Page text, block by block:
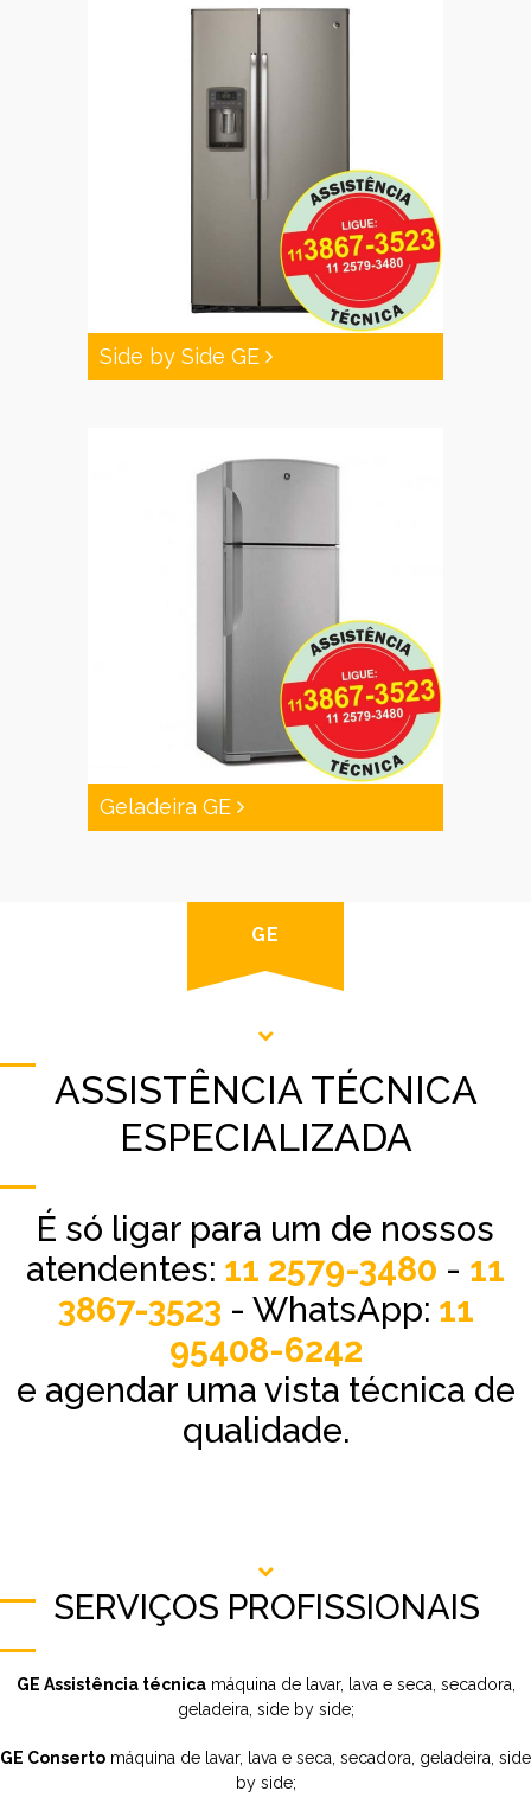
Side by Side GE
Geladeira GE
GE
ASSISTÊNCIA TÉCNICA
ESPECIALIZADA
É só ligar para um de nossos
atendentes: 11 2579-3480 - 11
3867-3523 - WhatsApp: 11
95408-6242
e agendar uma vista técnica de
qualidade.
SERVIÇOS PROFISSIONAIS
GE Assistência técnicamáquina de lavar, lava e seca, secadora,
geladeira, side by side;
GE Conserto máquina de lavar, lava e seca, secadora, geladeira, side
by side;